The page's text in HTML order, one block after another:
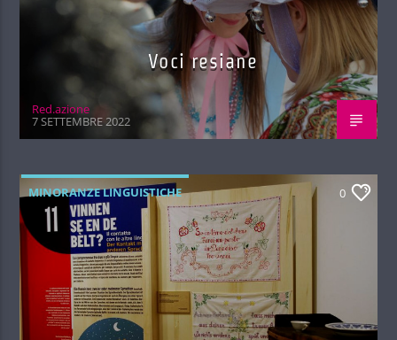
Voci resiane
Red.azione
7 SETTEMBRE 2022
MINORANZE LINGUISTICHE 0